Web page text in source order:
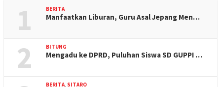
1 BERITA
Manfaatkan Liburan, Guru Asal Jepang Men…
2 BITUNG
Mengadu ke DPRD, Puluhan Siswa SD GUPPI …
BERITA, SITARO